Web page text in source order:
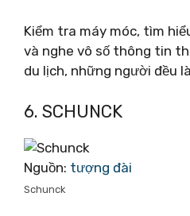
Kiểm tra máy móc, tìm
và nghe vô số thông tin
du lịch, những người đều
6. SCHUNCK
Nguồn: tượng đài
Schunck